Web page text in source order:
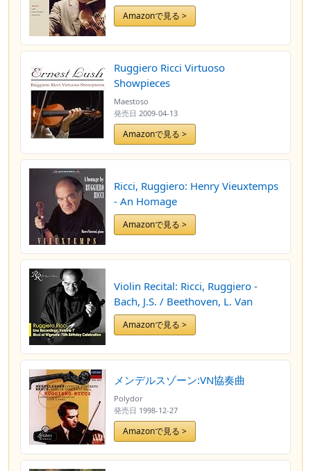
Amazonで見る >
Ruggiero Ricci Virtuoso
Showpieces
Maestoso
発売日 2009-04-13
Amazonで見る >
Ricci, Ruggiero: Henry Vieuxtemps
- An Homage
Amazonで見る >
Violin Recital: Ricci, Ruggiero -
Bach, J.S. / Beethoven, L. Van
Amazonで見る >
メンデルスゾーン:VN協奏曲
Polydor
発売日 1998-12-27
Amazonで見る >